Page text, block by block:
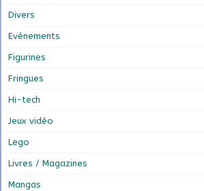
Divers
Evénements
Figurines
Fringues
Hi-tech
Jeux vidéo
Lego
Livres / Magazines
Mangas